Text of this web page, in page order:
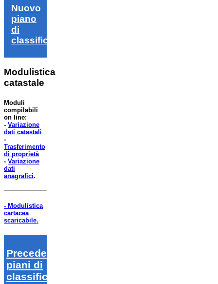
Nuovo
piano
di
classifica
Modulistica
catastale
Moduli
compilabili
on line:
- Variazione
dati catastali
-
Trasferimento
di proprietà
- Variazione
dati
anagrafici.
- Modulistica
cartacea
scaricabile.
Precedenti
piani di
classifica